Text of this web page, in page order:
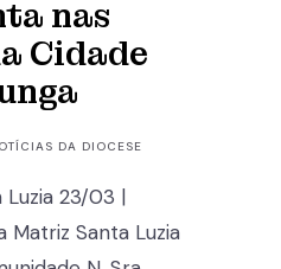
nas
Cidade
DA DIOCESE
Luzia 23/03 |
Matriz Santa Luzia